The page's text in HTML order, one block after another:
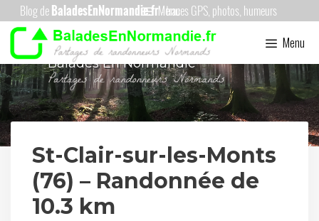
Aller
au
contenu
Menu
Menu
Balades En Normandie
St-Clair-sur-les-Monts
(76) – Randonnée de
10.3 km